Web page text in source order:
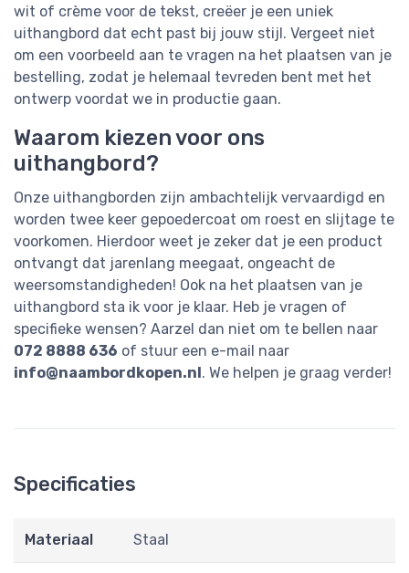
wit of crème voor de tekst, creëer je een uniek
uithangbord dat echt past bij jouw stijl. Vergeet niet
om een voorbeeld aan te vragen na het plaatsen van je
bestelling, zodat je helemaal tevreden bent met het
ontwerp voordat we in productie gaan.
Waarom kiezen voor ons
uithangbord?
Onze uithangborden zijn ambachtelijk vervaardigd en
worden twee keer gepoedercoat om roest en slijtage te
voorkomen. Hierdoor weet je zeker dat je een product
ontvangt dat jarenlang meegaat, ongeacht de
weersomstandigheden! Ook na het plaatsen van je
uithangbord sta ik voor je klaar. Heb je vragen of
specifieke wensen? Aarzel dan niet om te bellen naar
072 8888 636 of stuur een e-mail naar
info@naambordkopen.nl. We helpen je graag verder!
Specificaties
Materiaal Staal